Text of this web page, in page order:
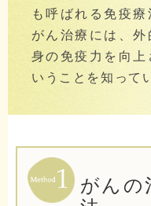
も呼ばれる免疫療
がん治療には、
身の免疫力を向上
いうことを知って
がんの